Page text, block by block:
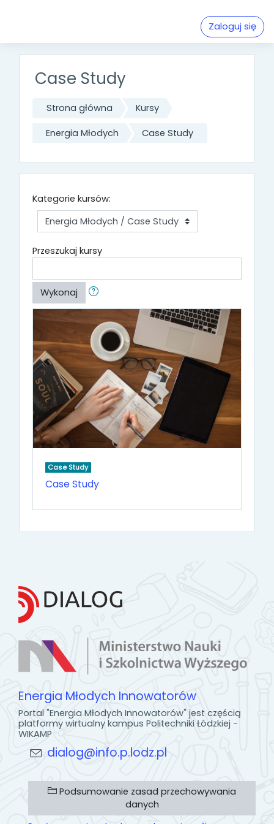
Zaloguj się
Case Study
Strona główna Kursy
Energia Młodych Case Study
Kategorie kursów:
Przeszukaj kursy
Wykonaj
Case Study
Case Study
Energia Młodych Innowatorów
Portal "Energia Młodych Innowatorów" jest częścią
platformy wirtualny kampus Politechniki Łódzkiej -
WIKAMP
dialog@info.p.lodz.pl
Podsumowanie zasad przechowywania
danych